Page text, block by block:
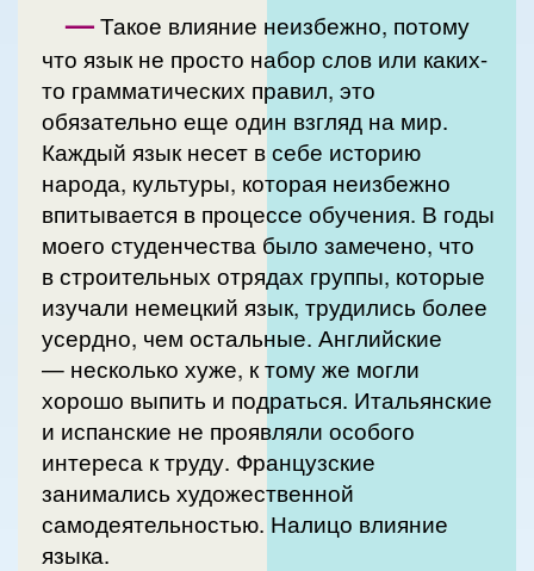
—Такое влияние неизбежно, потому
что язык не просто набор слов или каких-
то грамматических правил, это
обязательно еще один взгляд на мир.
Каждый язык несет в себе историю
народа, культуры, которая неизбежно
впитывается в процессе обучения. В годы
моего студенчества было замечено, что
в строительных отрядах группы, которые
изучали немецкий язык, трудились более
усердно, чем остальные. Английские
— несколько хуже, к тому же могли
хорошо выпить и подраться. Итальянские
и испанские не проявляли особого
интереса к труду. Французские
занимались художественной
самодеятельностью. Налицо влияние
языка.